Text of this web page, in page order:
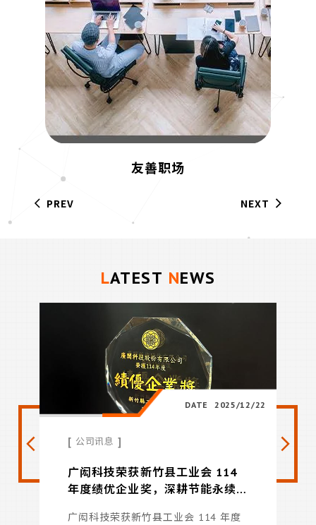
友善职场
PREV NEXT
LATEST NEWS
12/31 DATE 2025/12/22
[ 公司讯息 ]
广闳科技荣获新竹县工业会 114
年度绩优企业奖，深耕节能永续
广闳科技荣获新竹县工业会 114 年度